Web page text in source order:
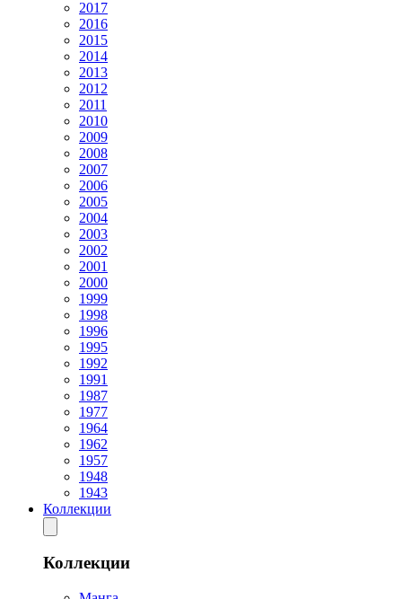
2017
2016
2015
2014
2013
2012
2011
2010
2009
2008
2007
2006
2005
2004
2003
2002
2001
2000
1999
1998
1996
1995
1992
1991
1987
1977
1964
1962
1957
1948
1943
Коллекции
Коллекции